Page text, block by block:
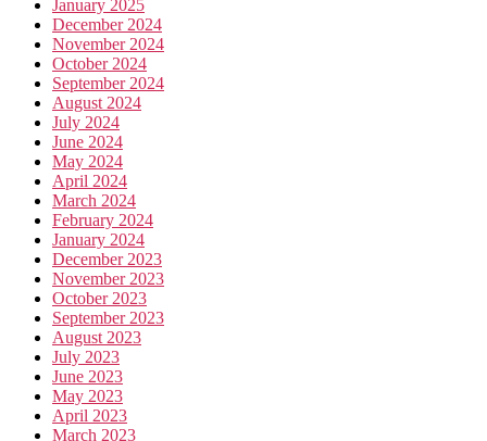
January 2025
December 2024
November 2024
October 2024
September 2024
August 2024
July 2024
June 2024
May 2024
April 2024
March 2024
February 2024
January 2024
December 2023
November 2023
October 2023
September 2023
August 2023
July 2023
June 2023
May 2023
April 2023
March 2023